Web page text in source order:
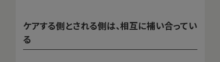
ケアする側とされる側は、相互に補い合ってい
る